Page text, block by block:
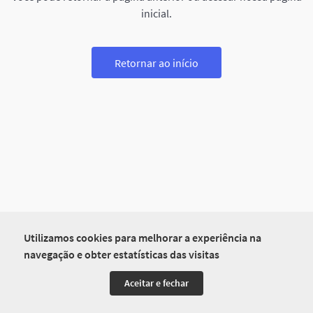
Utilizamos cookies para melhorar a experiência na
navegação e obter estatísticas das visitas
Aceitar e fechar
inicial.
Retornar ao início